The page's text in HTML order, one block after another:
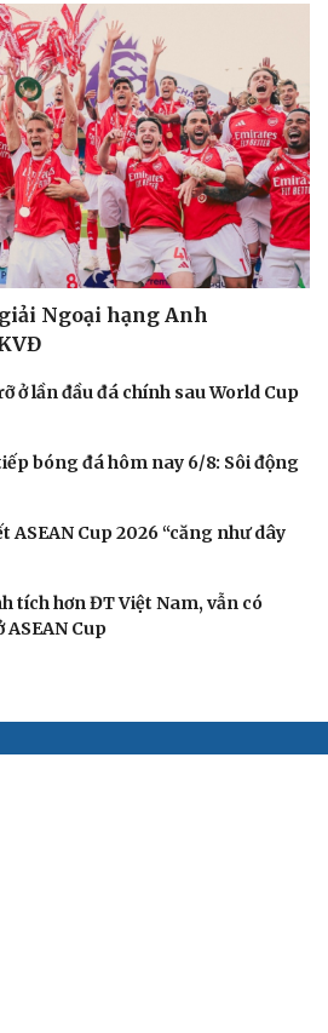
Ngoại hạng Anh
ở lần đầu đá chính sau World Cup
bóng đá hôm nay 6/8: Sôi động
ASEAN Cup 2026 “căng như dây
tích hơn ĐT Việt Nam, vẫn có
ASEAN Cup